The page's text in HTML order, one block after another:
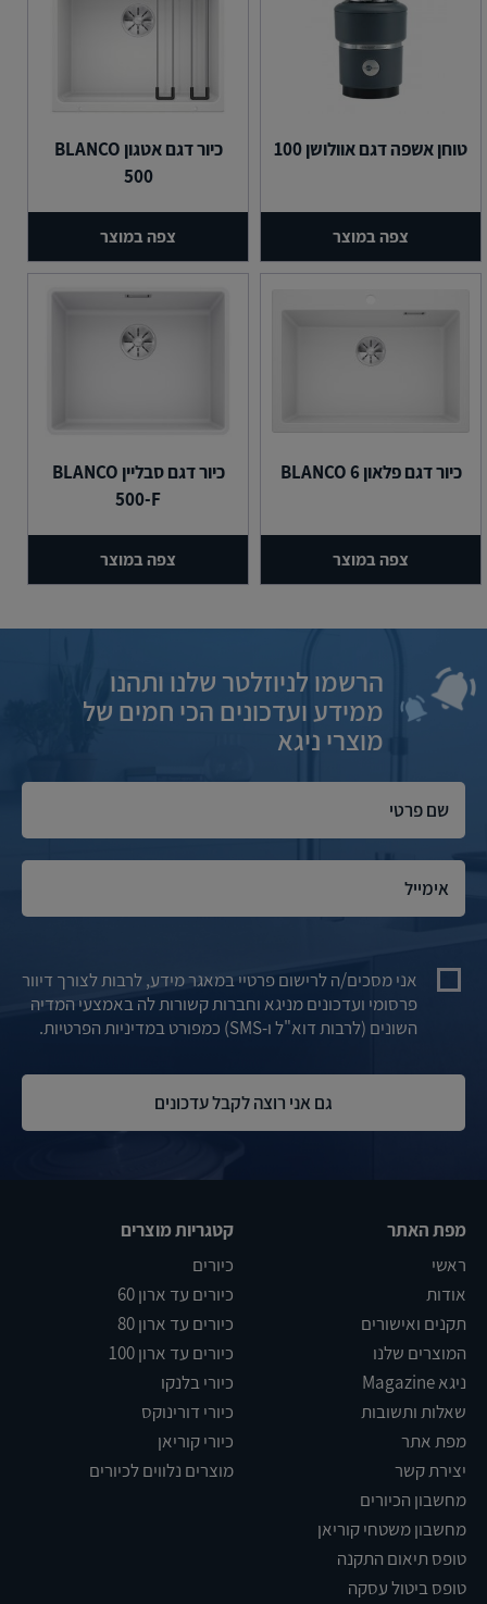
טוחן אשפה דגם אוולושן 100
צפה במוצר
כיור דגם אטגון BLANCO
500
צפה במוצר
כיור דגם פלאון BLANCO 6
צפה במוצר
כיור דגם סבליין BLANCO
500-F
צפה במוצר
הרשמו לניוזלטר שלנו ותהנו
ממידע ועדכונים הכי חמים של
מוצרי ניגא
אני מסכים/ה לרישום פרטיי במאגר מידע, לרבות לצורך דיוור
פרסומי ועדכונים מניגא וחברות קשורות לה באמצעי המדיה
השונים (לרבות דוא"ל ו-SMS) כמפורט במדיניות הפרטיות.
מפת האתר
ראשי
אודות
תקנים ואישורים
המוצרים שלנו
ניגא Magazine
שאלות ותשובות
מפת אתר
יצירת קשר
מחשבון הכיורים
מחשבון משטחי קוריאן
טופס תיאום התקנה
טופס ביטול עסקה
קטגריות מוצרים
כיורים
כיורים עד ארון 60
כיורים עד ארון 80
כיורים עד ארון 100
כיורי בלנקו
כיורי דורינוקס
כיורי קוריאן
מוצרים נלווים לכיורים